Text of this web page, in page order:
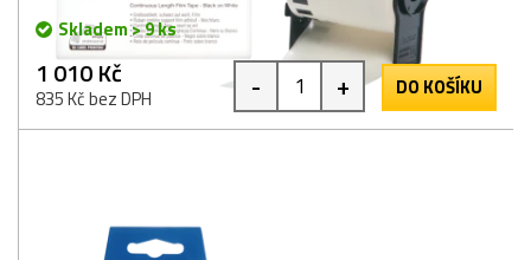
Skladem > 9 ks
1 010 Kč
835 Kč bez DPH - + DO KOŠÍKU